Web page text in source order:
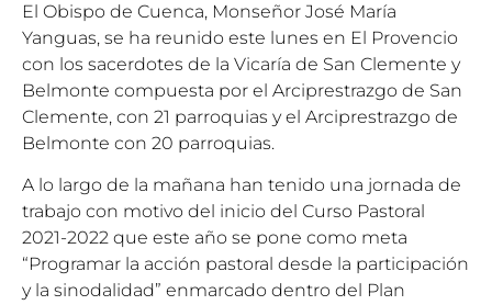
El Obispo de Cuenca, Monseñor José María
Yanguas, se ha reunido este lunes en El Provencio
con los sacerdotes de la Vicaría de San Clemente y
Belmonte compuesta por el Arciprestrazgo de San
Clemente, con 21 parroquias y el Arciprestrazgo de
Belmonte con 20 parroquias.
A lo largo de la mañana han tenido una jornada de
trabajo con motivo del inicio del Curso Pastoral
2021-2022 que este año se pone como meta
“Programar la acción pastoral desde la participación
y la sinodalidad” enmarcado dentro del Plan